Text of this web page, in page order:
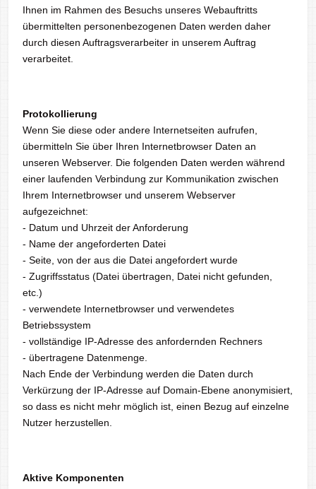
Ihnen im Rahmen des Besuchs unseres Webauftritts
übermittelten personenbezogenen Daten werden daher
durch diesen Auftragsverarbeiter in unserem Auftrag
verarbeitet.
Protokollierung
Wenn Sie diese oder andere Internetseiten aufrufen,
übermitteln Sie über Ihren Internetbrowser Daten an
unseren Webserver. Die folgenden Daten werden während
einer laufenden Verbindung zur Kommunikation zwischen
Ihrem Internetbrowser und unserem Webserver
aufgezeichnet:
- Datum und Uhrzeit der Anforderung
- Name der angeforderten Datei
- Seite, von der aus die Datei angefordert wurde
- Zugriffsstatus (Datei übertragen, Datei nicht gefunden,
etc.)
- verwendete Internetbrowser und verwendetes
Betriebssystem
- vollständige IP-Adresse des anfordernden Rechners
- übertragene Datenmenge.
Nach Ende der Verbindung werden die Daten durch
Verkürzung der IP-Adresse auf Domain-Ebene anonymisiert,
so dass es nicht mehr möglich ist, einen Bezug auf einzelne
Nutzer herzustellen.
Aktive Komponenten